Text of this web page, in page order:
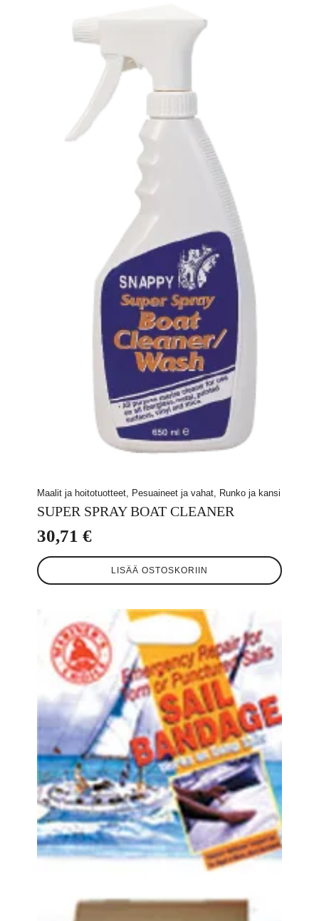
Maalit ja hoitotuotteet, Pesuaineet ja vahat, Runko ja kansi
SUPER SPRAY BOAT CLEANER
30,71 €
LISÄÄ OSTOSKORIIN